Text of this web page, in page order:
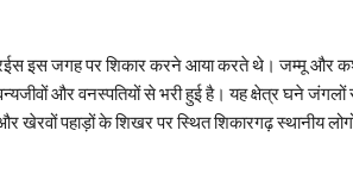
इस जगह पर शिकार करने आया करते थे। जम्मू और कश्मीर
और वनस्पतियों से भरी हुई है। यह क्षेत्र घने
खेरवों पहाड़ों के शिखर पर स्थित शिकारगढ़ स्थानीय